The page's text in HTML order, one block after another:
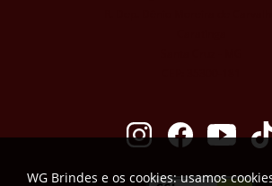
WG Brindes e os cookies: usamos